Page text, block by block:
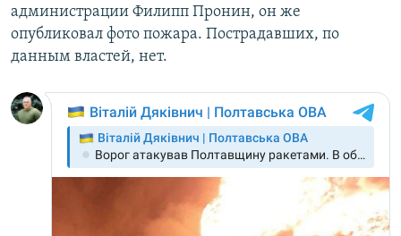
администрации Филипп Пронин, он же
опубликовал фото пожара. Пострадавших, по
данным властей, нет.